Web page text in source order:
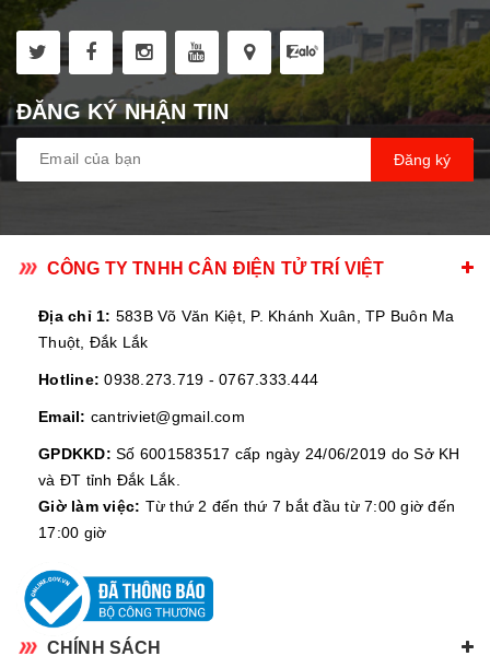
ĐĂNG KÝ NHẬN TIN
Đăng ký
CÔNG TY TNHH CÂN ĐIỆN TỬ TRÍ VIỆT
Địa chỉ 1: 583B Võ Văn Kiệt, P. Khánh Xuân, TP Buôn Ma
Thuột, Đắk Lắk
Hotline: 0938.273.719 - 0767.333.444
Email: cantriviet@gmail.com
GPDKKD: Số 6001583517 cấp ngày 24/06/2019 do Sở KH
và ĐT tỉnh Đắk Lắk.
Giờ làm việc: Từ thứ 2 đến thứ 7 bắt đầu từ 7:00 giờ đến
17:00 giờ
CHÍNH SÁCH